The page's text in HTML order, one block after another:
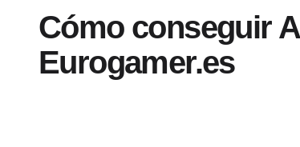
Cómo conseguir
Eurogamer.es